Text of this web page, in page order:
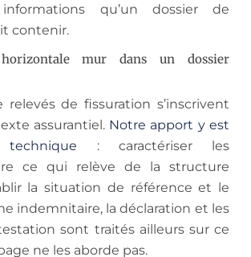
qu’un dossier de
contenir.
mur dans un dossier
relevés de fissuration s’inscrivent
assurantiel. Notre apport y est
: caractériser les
ce qui relève de la structure
la situation de référence et le
indemnitaire, la déclaration et les
sont traités ailleurs sur ce
ne les aborde pas.